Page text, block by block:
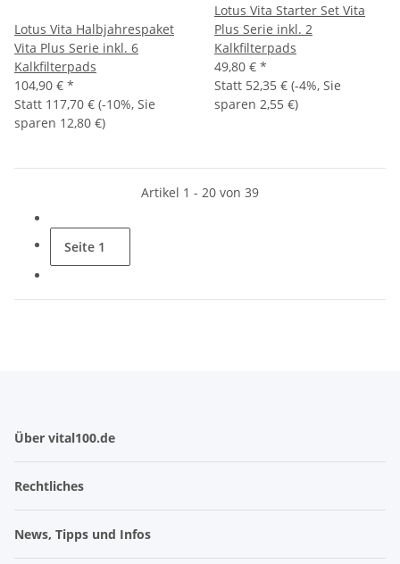
Lotus Vita Halbjahrespaket
Vita Plus Serie inkl. 6
Kalkfilterpads
104,90 € *
Statt 117,70 € (-10%, Sie
sparen 12,80 €)
Lotus Vita Starter Set Vita
Plus Serie inkl. 2
Kalkfilterpads
49,80 € *
Statt 52,35 € (-4%, Sie
sparen 2,55 €)
Artikel 1 - 20 von 39
Seite 1
Über vital100.de
Rechtliches
News, Tipps und Infos